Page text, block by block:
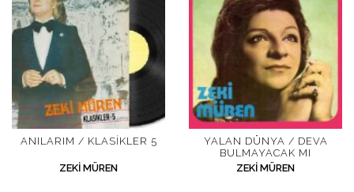
ANILARIM / KLASIKLER 5
ZEKI MÜREN
YALAN DÜNYA / DEVA
BULMAYACAK MI
ZEKI MÜREN